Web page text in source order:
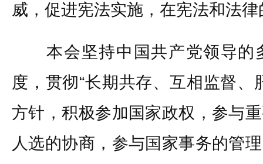
威，促进宪法实施，在宪法和法
本会坚持中国共产党领导的
度，贯彻“长期共存、互相监督、
方针，积极参加国家政权，参与
人选的协商，参与国家事务的管